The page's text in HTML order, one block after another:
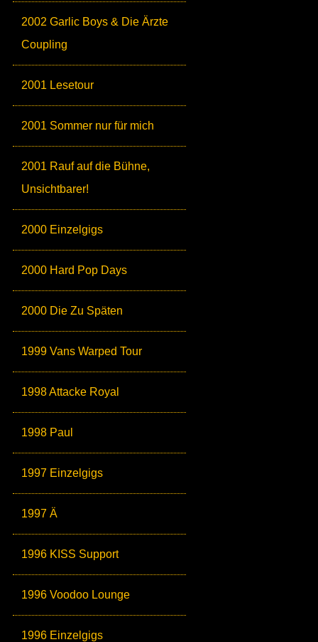
2002 Garlic Boys & Die Ärzte
Coupling
2001 Lesetour
2001 Sommer nur für mich
2001 Rauf auf die Bühne,
Unsichtbarer!
2000 Einzelgigs
2000 Hard Pop Days
2000 Die Zu Späten
1999 Vans Warped Tour
1998 Attacke Royal
1998 Paul
1997 Einzelgigs
1997 Ä
1996 KISS Support
1996 Voodoo Lounge
1996 Einzelgigs